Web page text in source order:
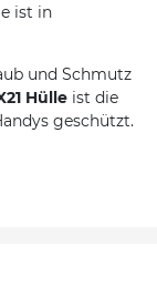
ist in
und Schmutz
Hülle ist die
geschützt.